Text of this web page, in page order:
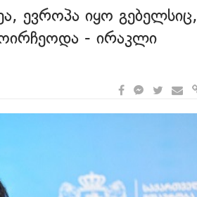
ევროპა იყო გებელსიც,
- ირაკლი